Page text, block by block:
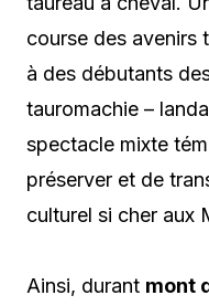
course des avenirs
à des débutants
tauromachie –
spectacle mixte
préserver et de
culturel si cher aux
Ainsi, durant mont